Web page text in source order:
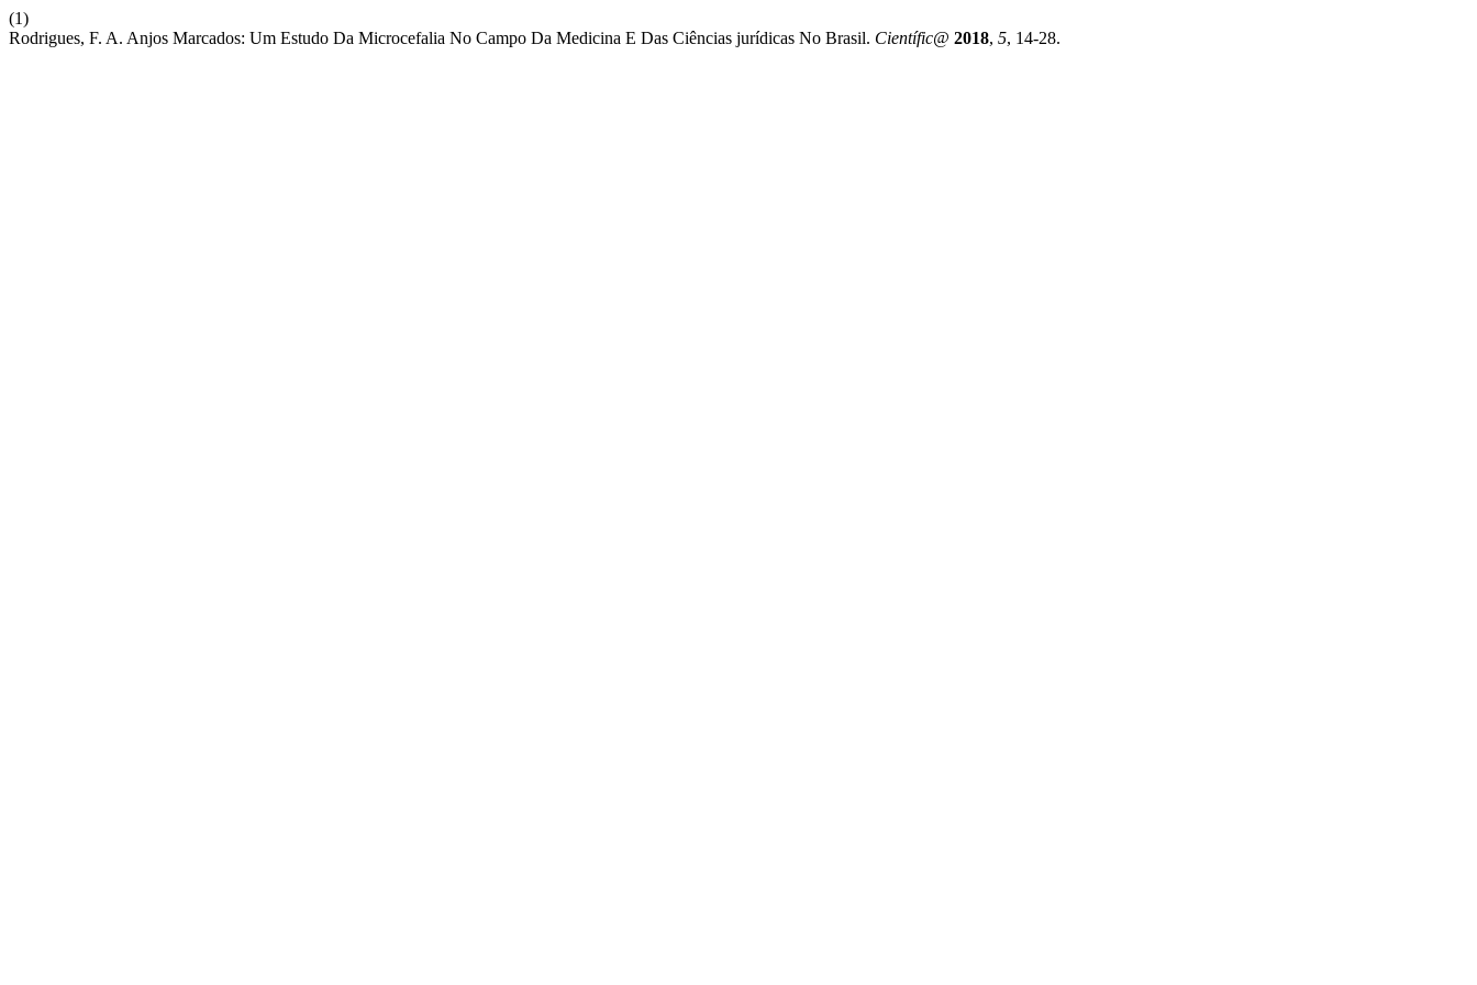
(1)
Rodrigues, F. A. Anjos Marcados: Um Estudo Da Microcefalia No Campo Da Medicina E Das Ciências jurídicas No Brasil. Científic@ 2018, 5, 14-28.